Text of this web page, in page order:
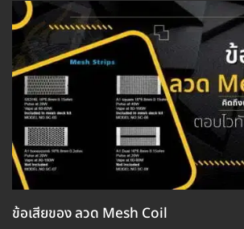
ข้อเสียของ ลวด Mesh Coil